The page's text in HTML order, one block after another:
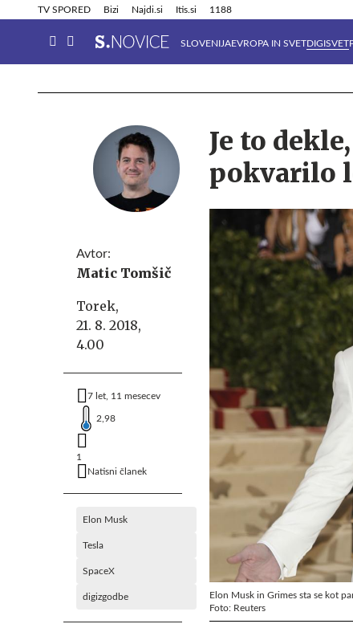
TV SPORED Bizi Najdi.si Itis.si 1188
SLOVENIJAEVROPA IN SVETDIGISVET
Info in obvestila Tehnik
Avtor:
Matic Tomšič
Torek,
21. 8. 2018,
4.00
7 let, 11 mesecev
2,98
1
Natisni članek
Elon Musk
Tesla
SpaceX
digizgodbe
Je to
pokvarilo
Elon Musk in Grimes sta se kot
Foto: Reuters